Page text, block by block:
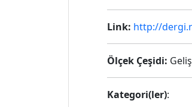
Link: http://
Ölçek Çeşidi:
Kategori(ler):